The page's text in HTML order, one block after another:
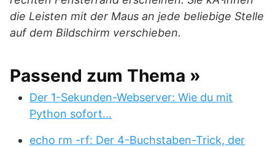
die Leisten mit der Maus an jede beliebige Stelle
auf dem Bildschirm verschieben.
Passend zum Thema »
Der 1-Sekunden-Webserver: Wie du mit
Python sofort…
echo rm -rf: Der 4-Buchstaben-Trick, der